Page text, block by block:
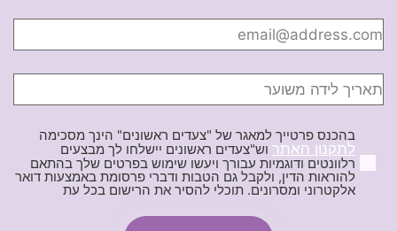
בהכנס פרטייך למאגר של "צעדים ראשונים" הינך מסכימה
לתקנון האתר וש"צעדים ראשונים יישלחו לך מבצעים
רלוונטים ודוגמיות עבורך ויעשו שימוש בפרטים שלך בהתאם
להוראות הדין, ולקבל גם הטבות ודברי פרסומת באמצעות דואר
אלקטרוני ומסרונים. תוכלי להסיר את הרישום בכל עת